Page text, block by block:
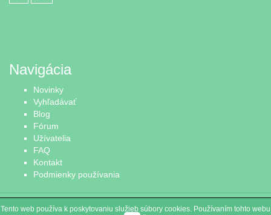
Navigácia
Novinky
Vyhľadávať
Blog
Fórum
Užívatelia
FAQ
Kontakt
Podmienky používania
© 2015 - 2026OsloboďSkriňu.sk - bazár pre Vaše oblečenie
Tento web používa k poskytovaniu služieb súbory cookies. Používaním tohto webu